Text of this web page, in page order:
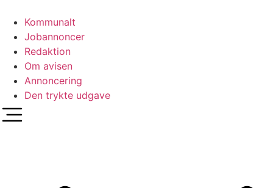
indhold
Kommunalt
Jobannoncer
Redaktion
Om avisen
Annoncering
Den trykte udgave